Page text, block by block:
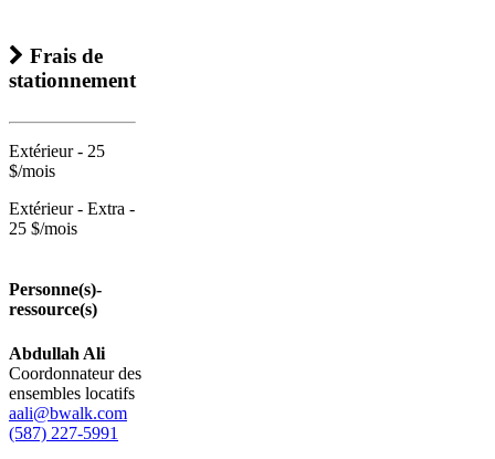
Frais de
stationnement
Extérieur - 25
$/mois
Extérieur - Extra -
25 $/mois
Personne(s)-
ressource(s)
Abdullah Ali
Coordonnateur des
ensembles locatifs
aali@bwalk.com
(587) 227-5991